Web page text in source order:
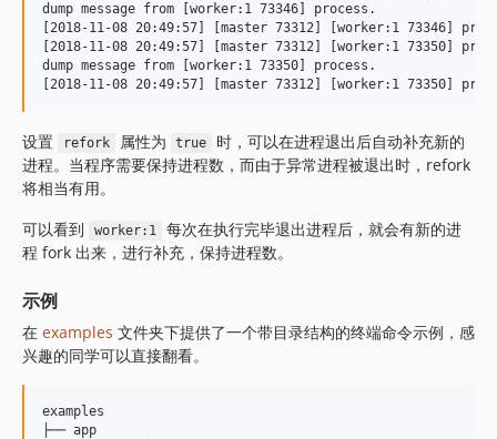
dump message from [worker:1 73346] process.
[2018-11-08 20:49:57] [master 73312] [worker:1 73346]
[2018-11-08 20:49:57] [master 73312] [worker:1 73350]
dump message from [worker:1 73350] process.
设置 refork 属性为 true
时，可以在进程退出后自动补充新的
进程。当程序需要保持进程数，而由于异常进程被退出时，refork
将相当有用。
可以看到
worker:1
每次在执行完毕退出进程后，就会有新的进
程 fork 出来，进行补充，保持进程数。
示例
在 examples 文件夹下提供了一个带目录结构的终端命令示例，感
兴趣的同学可以直接翻看。
examples
├── app